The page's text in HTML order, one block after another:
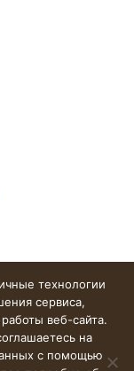
технологии
сервиса,
веб-сайта.
на
с помощью